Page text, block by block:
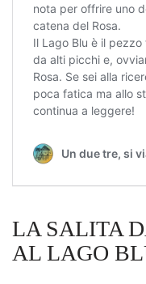
LA SALITA
AL LAGO